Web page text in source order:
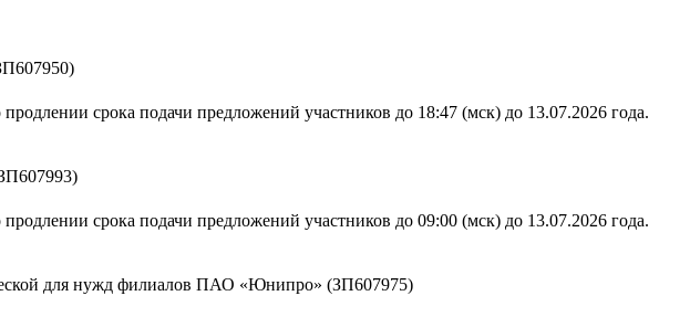
срока подачи предложений участников до 18:47 (мск) до 13.07.2026 года.
срока подачи предложений участников до 09:00 (мск) до 13.07.2026 года.
для нужд филиалов ПАО «Юнипро» (ЗП607975)